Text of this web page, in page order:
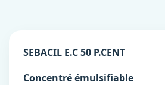
SEBACIL E.C 50 P.CENT
Concentré émulsifiable